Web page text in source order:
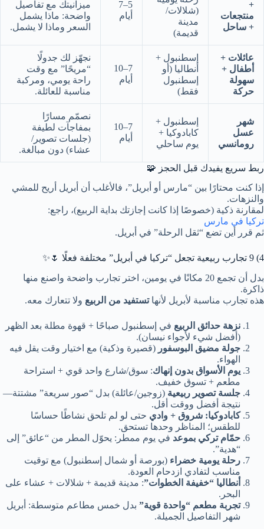
+
منتجعات
+ ساحل
(شلالات/
مدينة
قديمة)
5–7
أيام
ميزانيتك مع تفاصيل
واضحة: ماذا يشمل
السعر وماذا لا يشمل.
عائلات +
أطفال +
سهولة
حركة
إسطنبول +
أنطاليا (أو
إسطنبول
فقط)
7–10
أيام
نجهّز لك جدولًا
“مريحًا” مع وقت
راحة يومي، ومركبة
مناسبة للعائلة.
شهر
عسل
رومانسي
إسطنبول +
كابادوكيا +
يوم ساحلي
7–10
أيام
نصمّم مسارًا
بمفاجآت لطيفة
(جلسات تصوير/
عشاء) دون مبالغة.
ربط سريع يفيدك قبل الحجز 🧩
إذا كنت محتارًا بين “مارس أو أبريل”، فالأغلب أن أبريل أريح للمشي
والنزهات.
لمقارنة ذكية (خصوصًا إذا كانت إجازتك بداية الربيع)، راجع:
تركيا في مارس
ثم قرر أين تضع “ثقل الرحلة” في أبريل.
4) 9 تجارب ربيعية تجعل “تركيا في أبريل” مختلفة فعلًا 🌷✨
بدل أن تجمع 20 مكانًا في يومين، اختر تجارب واضحة واصنع منها
ذاكرة.
هذه تجارب مناسبة لأبريل لأنهاتستفيد من الربيع ولا تتعارك معه.
نزهة حدائق الربيع في إسطنبول صباحًا + قهوة مطلة بعد الظهر
(أفضل شيء لأجواء نيسان).
جولة مضيق البوسفور (قصيرة وذكية) مع اختيار وقت يقل فيه
الهواء.
يوم الأسواق بدون إنهاك: سوق/شارع واحد قوي + استراحة
مطعم + تسوق خفيف.
جلسة تصوير ربيعية (زوجين/عائلة) بدل “صور سريعة” مشتتة—
نتيجة أفضل ووقت أقل.
كابادوكيا: شروق + وادي حتى لو لم تلحق نشاطًا حساسًا
للطقس؛ المناظر وحدها تستحق.
حمّام تركي بموعد في يوم ممطر: يحوّل المطر من “عائق” إلى
“هدية”.
رحلة يومية خضراء (بورصة أو شمال إسطنبول) مع توقيت
مناسب لتفادي ازدحام العودة.
أنطاليا “خفيفة الخطوات”: مدينة قديمة + شلالات + عشاء على
البحر.
تجربة مطعم “واحدة قوية” بدل خمس مطاعم متوسطة: أبريل
شهر التفاصيل الجميلة.